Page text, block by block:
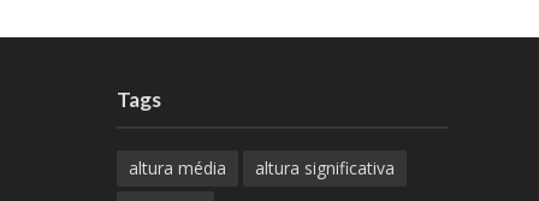
Tags
altura média
altura significativa